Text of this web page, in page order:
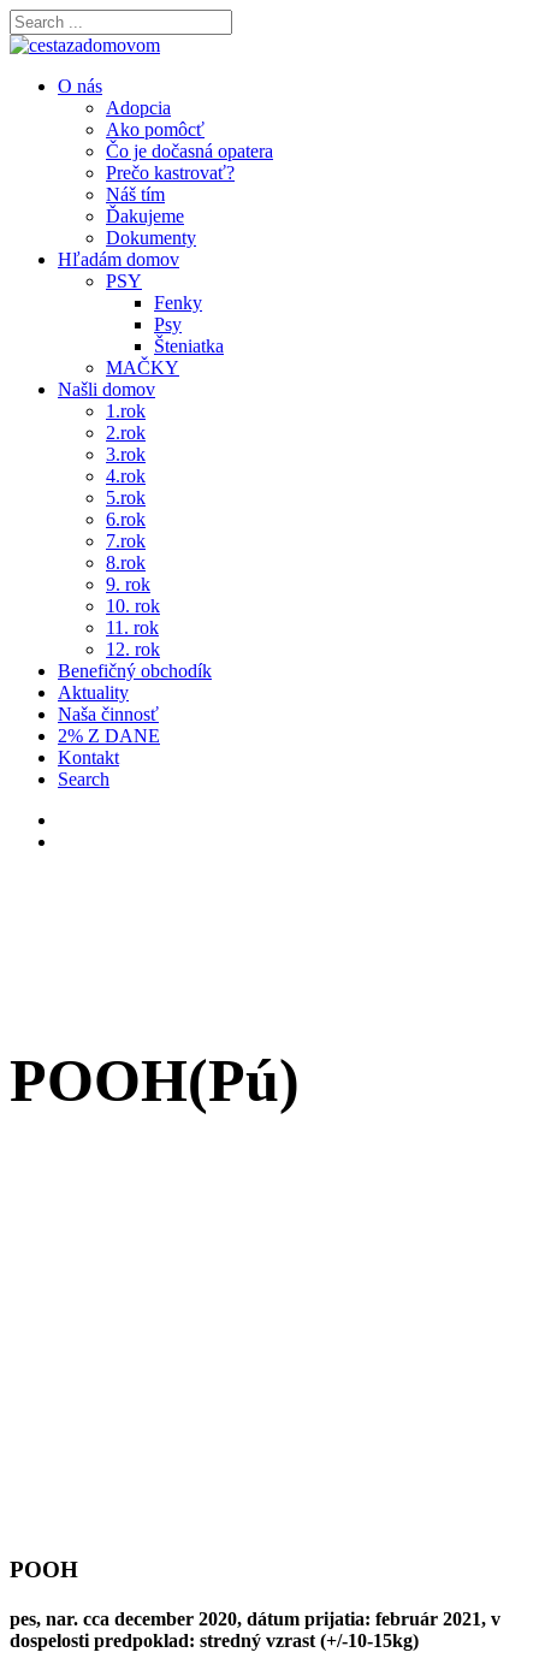
O nás
Adopcia
Ako pomôcť
Čo je dočasná opatera
Prečo kastrovať?
Náš tím
Ďakujeme
Dokumenty
Hľadám domov
PSY
Fenky
Psy
Šteniatka
MAČKY
Našli domov
1.rok
2.rok
3.rok
4.rok
5.rok
6.rok
7.rok
8.rok
9. rok
10. rok
11. rok
12. rok
Benefičný obchodík
Aktuality
Naša činnosť
2% Z DANE
Kontakt
Search
POOH(Pú)
POOH
pes, nar. cca december 2020, dátum prijatia: február 2021, v
dospelosti predpoklad: stredný vzrast (+/-10-15kg)